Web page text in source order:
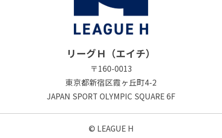
リーグＨ（エイチ）
〒160-0013
東京都新宿区霞ヶ丘町4-2
JAPAN SPORT OLYMPIC SQUARE 6F
© LEAGUE H